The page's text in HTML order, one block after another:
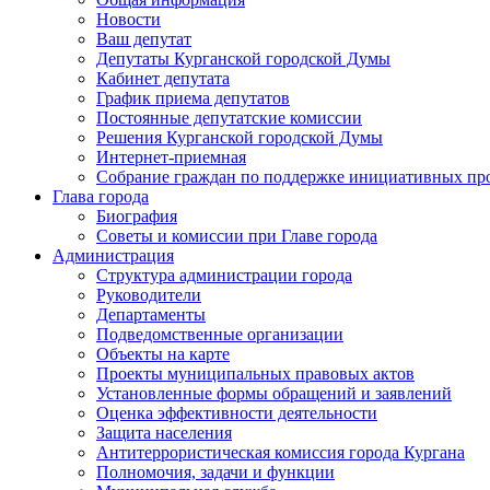
Новости
Ваш депутат
Депутаты Курганской городской Думы
Кабинет депутата
График приема депутатов
Постоянные депутатские комиссии
Решения Курганской городской Думы
Интернет-приемная
Собрание граждан по поддержке инициативных
Глава города
Биография
Советы и комиссии при Главе города
Администрация
Структура администрации города
Руководители
Департаменты
Подведомственные организации
Объекты на карте
Проекты муниципальных правовых актов
Установленные формы обращений и заявлений
Оценка эффективности деятельности
Защита населения
Антитеррористическая комиссия города Кургана
Полномочия, задачи и функции